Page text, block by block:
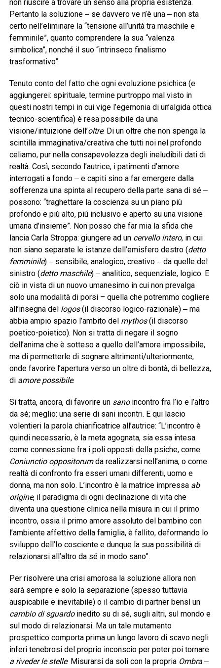
non riuscire a trovare un senso alla propria esistenza.
Pertanto la soluzione ‒ se davvero ve n’è una ‒ non sta
certo nell’eliminare la “tensione all’unità tra maschile e
femminile”, quanto comprendere la sua “valenza
simbolica”, nonché il suo “intrinseco finalismo
trasformativo”.
Tenuto conto del fatto che ogni evoluzione psichica (e
aggiungerei: spirituale, termine purtroppo mal visto in
questi nostri tempi in cui vige l’egemonia di un’algida ottica
tecnico-scientifica) è resa possibile da una
visione/intuizione dell’oltre. Di un oltre che non spenga la
scintilla immaginativa/creativa che tutti noi nel profondo
celiamo, pur nella consapevolezza degli ineludibili dati di
realtà. Così, secondo l’autrice, i patimenti d’amore
interrogati a fondo ‒ e capiti sino a far emergere dalla
sofferenza una spinta al recupero della parte sana di sé ‒
possono: “traghettare la coscienza su un piano più
profondo e più alto, più inclusivo e aperto su una visione
umana d’insieme”. Non posso che far mia la sfida che
lancia Carla Stroppa: giungere ad un cervello intero, in cui
non siano separate le istanze dell’emisfero destro (detto
femminile) ‒ sensibile, analogico, creativo ‒ da quelle del
sinistro (detto maschile) ‒ analitico, sequenziale, logico. E
ciò in vista di un nuovo umanesimo in cui non prevalga
solo una modalità di porsi – quella che potremmo cogliere
all’insegna del logos(il discorso logico-razionale) ‒ ma
abbia ampio spazio l’ambito del mythos(il discorso
poetico-poietico). Non si tratta di negare il sogno
dell’anima che è sotteso a quello dell’amore impossibile,
ma di permetterle di sognare altrimenti/ulteriormente,
onde favorire l’apertura verso un oltre di bontà, di bellezza,
di amore possibile.
Si tratta, ancora, di favorire un sanoincontro fra l’io e l’altro
da sé; meglio: una serie di sani incontri. E qui lascio
volentieri la parola chiarificatrice all’autrice: “L’incontro è
quindi necessario, è la meta agognata, sia essa intesa
come connessione fra i poli opposti della psiche, come
Coniunctio oppositorumda realizzarsi nell’anima, o come
realtà di confronto fra esseri umani differenti, uomo e
donna, ma non solo. L’incontro è la matrice impressa ab
origine, il paradigma di ogni declinazione di vita che
diventa una questione clinica nella misura in cui il primo
incontro, ossia il primo amore assoluto del bambino con
l’ambiente affettivo della famiglia, è fallito, deformando lo
sviluppo dell’Io cosciente e dunque la sua possibilità di
relazionarsi all’altro da sé in modo sano”.
Per risolvere una crisi amorosa la soluzione allora non
sarà sempre e solo la separazione (spesso tuttavia
auspicabile e inevitabile) o il cambio di partner bensì un
cambio di sguardoinedito su di sé, sugli altri, sul mondo e
sul modo di relazionarsi. Ma un tale mutamento
prospettico comporta prima un lungo lavoro di scavo negli
inferi tenebrosi del proprio inconscio per poter poi tornare
a riveder le stelle. Misurarsi da soli con la propria Ombra‒